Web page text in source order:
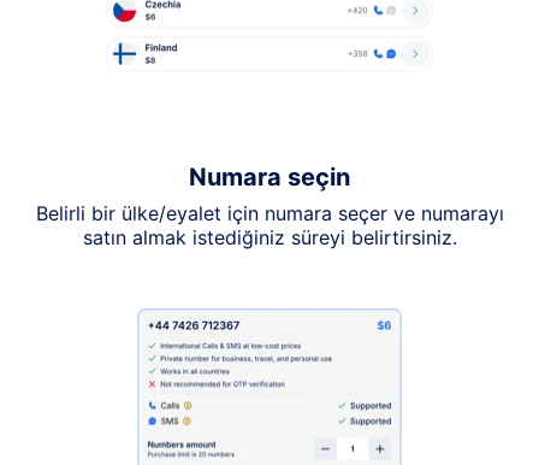
Numara seçin
Belirli bir ülke/eyalet için numara seçer ve numarayı
satın almak istediğiniz süreyi belirtirsiniz.